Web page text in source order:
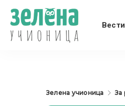
Вести
Зелена учионица За